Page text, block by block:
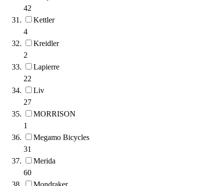
42
Kettler
4
Kreidler
2
Lapierre
22
Liv
27
MORRISON
1
Megamo Bicycles
31
Merida
60
Mondraker